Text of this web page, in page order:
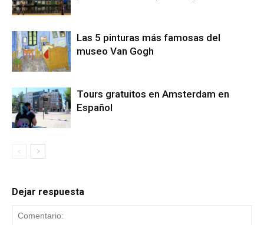
Las 5 pinturas más famosas del
museo Van Gogh
Tours gratuitos en Amsterdam en
Español
Dejar respuesta